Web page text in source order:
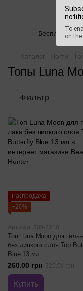
To
on
Бесплатная
Каталог Ногти
Топы Luna
Фильтр
Распродажа
−20%
Артикул: 300-2210
Топ Luna Moon для гель-
без липкого слоя Top
Blue 13 мл
260.00 грн 325.00 грн
Купить